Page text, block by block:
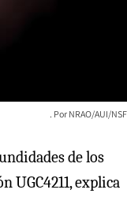
NRAO/AUI/NSF
de los
UGC4211, explica